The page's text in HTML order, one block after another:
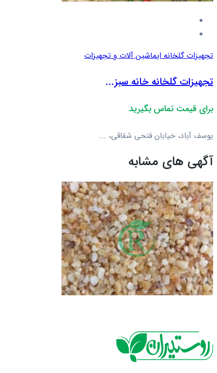
تجهیزات گلخانه ایماشین آلات و تجهیزات
تجهیزات گلخانه خانه سبز...
برای قیمت تماس بگیرید
یوسف آباد، خیابان فتحی شقاقی، ...
آگهی های مشابه